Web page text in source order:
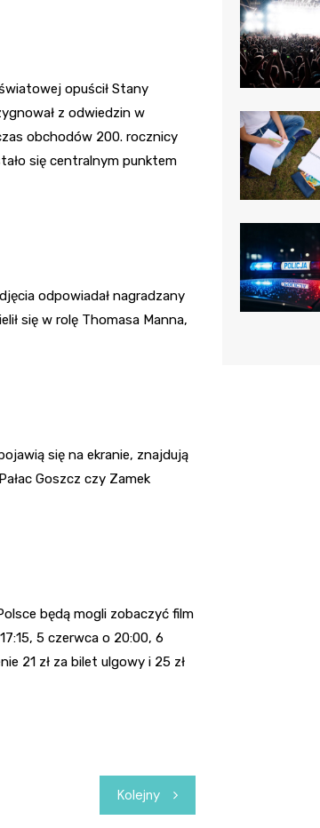
opuścił Stany
z odwiedzin w
obchodów 200. rocznicy
się centralnym punktem
odpowiadał nagradzany
się w rolę Thomasa Manna,
się na ekranie, znajdują
Goszcz czy Zamek
będą mogli zobaczyć film
5 czerwca o 20:00, 6
21 zł za bilet ulgowy i 25 zł
Kolejny